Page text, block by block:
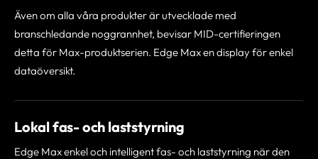
Även om alla våra produkter är utvecklade med
branschledande noggrannhet, bevisar MID-certifieringen
detta för Max-produktserien. Edge Max en display för enkel
dataöversikt.
Lokal fas- och laststyrning
Edge Max enkel och intelligent fas- och laststyrning när den